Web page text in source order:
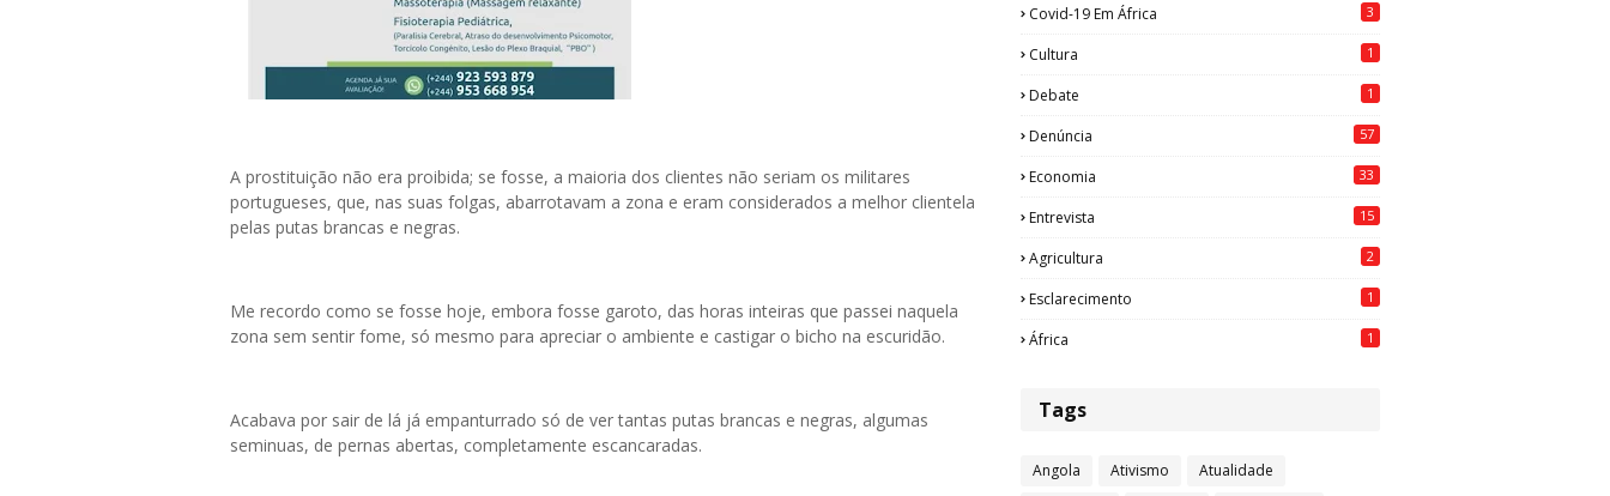
A prostituição não era proibida; se fosse, a maioria dos clientes não seriam os militares
portugueses, que, nas suas folgas, abarrotavam a zona e eram considerados a melhor clientela
pelas putas brancas e negras.
Me recordo como se fosse hoje, embora fosse garoto, das horas inteiras que passei naquela
zona sem sentir fome, só mesmo para apreciar o ambiente e castigar o bicho na escuridão.
Acabava por sair de lá já empanturrado só de ver tantas putas brancas e negras, algumas
seminuas, de pernas abertas, completamente escancaradas.
Covid-19 Em África 3
Cultura 1
Debate 1
Denúncia 57
Economia 33
Entrevista 15
Agricultura 2
Esclarecimento 1
África 1
Tags
Angola Ativismo
Atualidade